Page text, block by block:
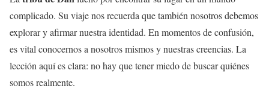
complicado. Su viaje nos recuerda que también nosotros debemos
explorar y afirmar nuestra identidad. En momentos de confusión,
es vital conocernos a nosotros mismos y nuestras creencias. La
lección aquí es clara: no hay que tener miedo de buscar quiénes
somos realmente.